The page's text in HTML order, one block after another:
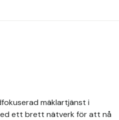
mäklartjänst i
ett brett nätverk för att nå